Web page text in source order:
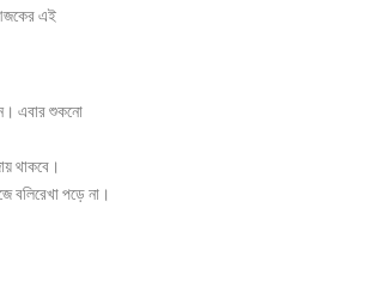
এই
এবার শুকনো
থাকবে।
বলিরেখা পড়ে না।